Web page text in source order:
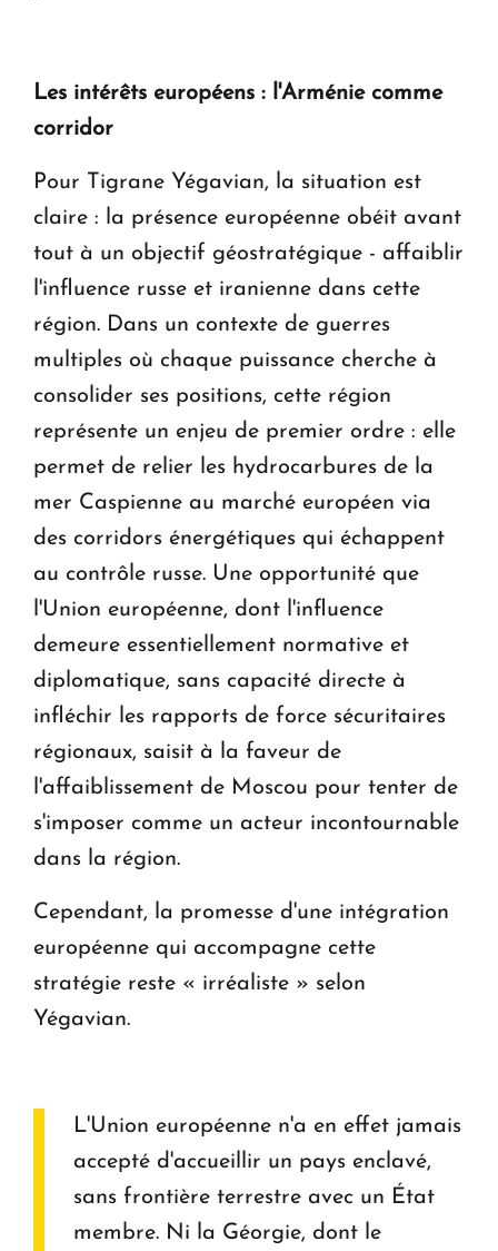
Les intérêts européens : l'Arménie comme
corridor
Pour Tigrane Yégavian, la situation est
claire : la présence européenne obéit avant
tout à un objectif géostratégique - affaiblir
l'influence russe et iranienne dans cette
région. Dans un contexte de guerres
multiples où chaque puissance cherche à
consolider ses positions, cette région
représente un enjeu de premier ordre : elle
permet de relier les hydrocarbures de la
mer Caspienne au marché européen via
des corridors énergétiques qui échappent
au contrôle russe. Une opportunité que
l'Union européenne, dont l'influence
demeure essentiellement normative et
diplomatique, sans capacité directe à
infléchir les rapports de force sécuritaires
régionaux, saisit à la faveur de
l'affaiblissement de Moscou pour tenter de
s'imposer comme un acteur incontournable
dans la région.
Cependant, la promesse d'une intégration
européenne qui accompagne cette
stratégie reste « irréaliste » selon
Yégavian.
L'Union européenne n'a en effet jamais
accepté d'accueillir un pays enclavé,
sans frontière terrestre avec un État
membre. Ni la Géorgie, dont le